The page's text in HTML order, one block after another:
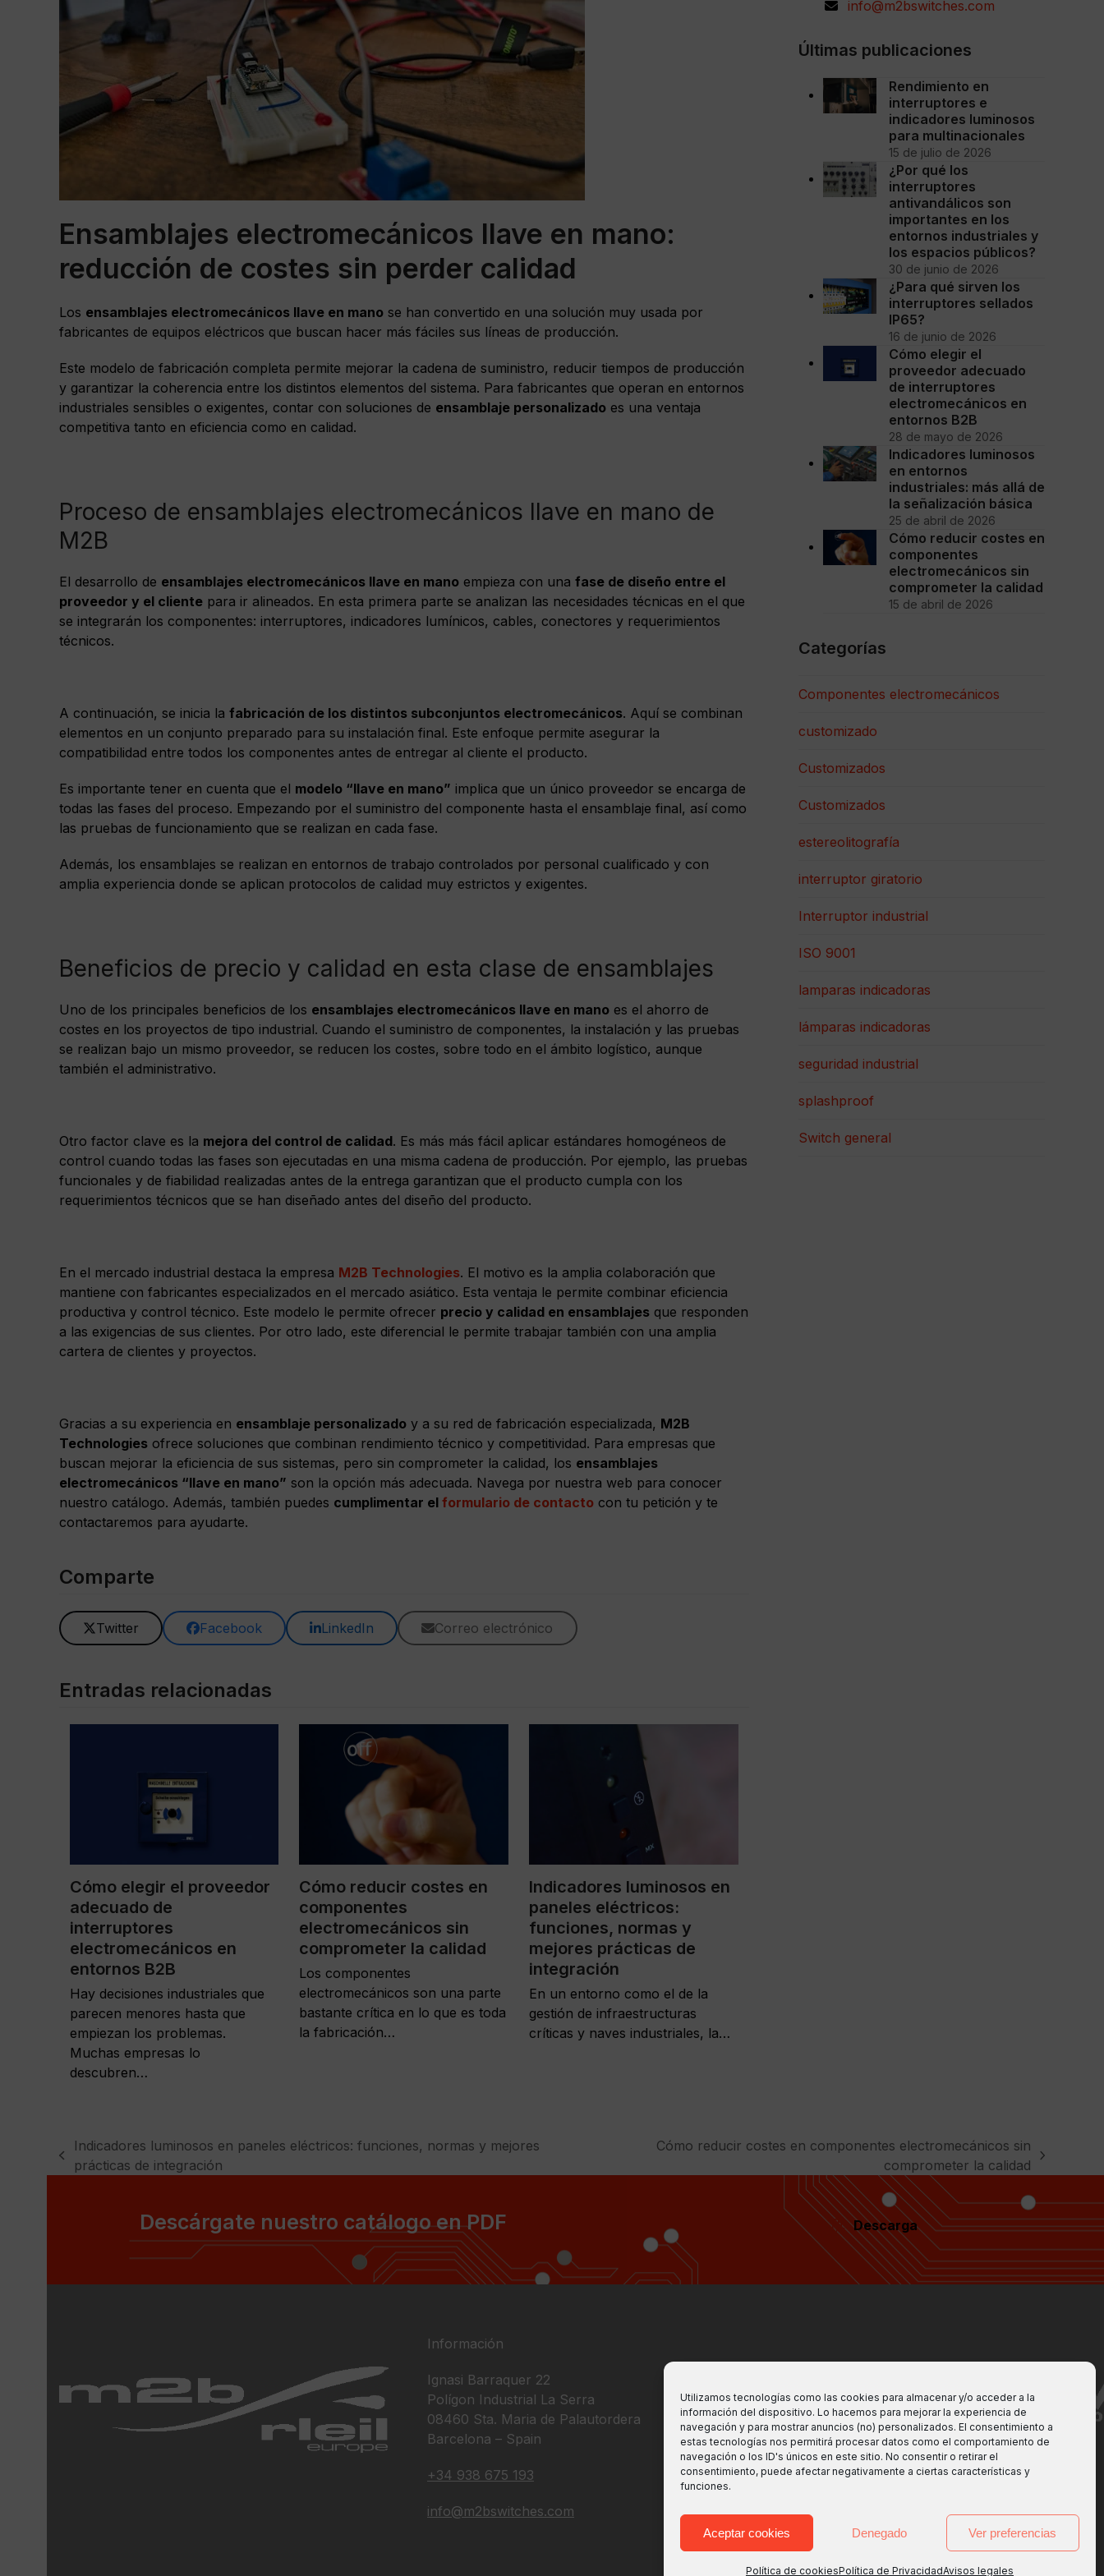
Utilizamos tecnologías como las cookies para almacenar y/o acceder a la
información del dispositivo. Lo hacemos para mejorar la experiencia de
navegación y para mostrar anuncios (no) personalizados. El consentimiento a
estas tecnologías nos permitirá procesar datos como el comportamiento de
navegación o los ID's únicos en este sitio. No consentir o retirar el
consentimiento, puede afectar negativamente a ciertas características y
funciones.
Aceptar cookies Denegado Ver preferencias
Política de cookiesPolítica de PrivacidadAvisos legales
Ensamblajes electromecánicos llave en mano:
reducción de costes sin perder calidad
Los ensamblajes electromecánicos llave en mano se han convertido en una solución muy usada por
fabricantes de equipos eléctricos que buscan hacer más fáciles sus líneas de producción.
Este modelo de fabricación completa permite mejorar la cadena de suministro, reducir tiempos de producción
y garantizar la coherencia entre los distintos elementos del sistema. Para fabricantes que operan en entornos
industriales sensibles o exigentes, contar con soluciones de ensamblaje personalizado es una ventaja
competitiva tanto en eficiencia como en calidad.
Proceso de ensamblajes electromecánicos llave en mano de
M2B
El desarrollo de ensamblajes electromecánicos llave en mano empieza con una fase de diseño entre el
proveedor y el cliente para ir alineados. En esta primera parte se analizan las necesidades técnicas en el que
se integrarán los componentes: interruptores, indicadores lumínicos, cables, conectores y requerimientos
técnicos.
A continuación, se inicia la fabricación de los distintos subconjuntos electromecánicos. Aquí se combinan
elementos en un conjunto preparado para su instalación final. Este enfoque permite asegurar la
compatibilidad entre todos los componentes antes de entregar al cliente el producto.
Es importante tener en cuenta que el modelo “llave en mano” implica que un único proveedor se encarga de
todas las fases del proceso. Empezando por el suministro del componente hasta el ensamblaje final, así como
las pruebas de funcionamiento que se realizan en cada fase.
Además, los ensamblajes se realizan en entornos de trabajo controlados por personal cualificado y con
amplia experiencia donde se aplican protocolos de calidad muy estrictos y exigentes.
Beneficios de precio y calidad en esta clase de ensamblajes
Uno de los principales beneficios de los ensamblajes electromecánicos llave en mano es el ahorro de
costes en los proyectos de tipo industrial. Cuando el suministro de componentes, la instalación y las pruebas
se realizan bajo un mismo proveedor, se reducen los costes, sobre todo en el ámbito logístico, aunque
también el administrativo.
Otro factor clave es la mejora del control de calidad. Es más más fácil aplicar estándares homogéneos de
control cuando todas las fases son ejecutadas en una misma cadena de producción. Por ejemplo, las pruebas
funcionales y de fiabilidad realizadas antes de la entrega garantizan que el producto cumpla con los
requerimientos técnicos que se han diseñado antes del diseño del producto.
En el mercado industrial destaca la empresa M2B Technologies. El motivo es la amplia colaboración que
mantiene con fabricantes especializados en el mercado asiático. Esta ventaja le permite combinar eficiencia
productiva y control técnico. Este modelo le permite ofrecer precio y calidad en ensamblajes que responden
a las exigencias de sus clientes. Por otro lado, este diferencial le permite trabajar también con una amplia
cartera de clientes y proyectos.
Gracias a su experiencia en ensamblaje personalizado y a su red de fabricación especializada, M2B
Technologies ofrece soluciones que combinan rendimiento técnico y competitividad. Para empresas que
buscan mejorar la eficiencia de sus sistemas, pero sin comprometer la calidad, los ensamblajes
electromecánicos “llave en mano” son la opción más adecuada. Navega por nuestra web para conocer
nuestro catálogo. Además, también puedes cumplimentar el formulario de contacto con tu petición y te
contactaremos para ayudarte.
Comparte
Twitter Facebook LinkedIn Correo electrónico
Entradas relacionadas
Cómo elegir el proveedor
adecuado de
interruptores
electromecánicos en
entornos B2B
Hay decisiones industriales que
parecen menores hasta que
empiezan los problemas.
Muchas empresas lo
descubren…
Cómo reducir costes en
componentes
electromecánicos sin
comprometer la calidad
Los componentes
electromecánicos son una parte
bastante crítica en lo que es toda
la fabricación…
Indicadores luminosos en
paneles eléctricos:
funciones, normas y
mejores prácticas de
integración
En un entorno como el de la
gestión de infraestructuras
críticas y naves industriales, la…
info@m2bswitches.com
Últimas publicaciones
Rendimiento en
interruptores e
indicadores luminosos
para multinacionales
15 de julio de 2026
¿Por qué los
interruptores
antivandálicos son
importantes en los
entornos industriales y
los espacios públicos?
30 de junio de 2026
¿Para qué sirven los
interruptores sellados
IP65?
16 de junio de 2026
Cómo elegir el
proveedor adecuado
de interruptores
electromecánicos en
entornos B2B
28 de mayo de 2026
Indicadores luminosos
en entornos
industriales: más allá de
la señalización básica
25 de abril de 2026
Cómo reducir costes en
componentes
electromecánicos sin
comprometer la calidad
15 de abril de 2026
Categorías
Componentes electromecánicos
customizado
Customizados
Customizados
estereolitografía
interruptor giratorio
Interruptor industrial
ISO 9001
lamparas indicadoras
lámparas indicadoras
seguridad industrial
splashproof
Switch general
previous
Indicadores luminosos en paneles eléctricos: funciones, normas y mejores
prácticas de integración
Cómo reducir costes en componentes electromecánicos sin
comprometer la calidad
Descárgate nuestro catálogo en PDF Descarga
Información
Ignasi Barraquer 22
Polígon Industrial La Serra
08460 Sta. Maria de Palautordera
Barcelona – Spain
+34 938 675 193
info@m2bswitches.com
Fabricantes de interruptores